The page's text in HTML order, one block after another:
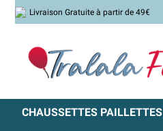
Livraison Gratuite à partir de 49€
CHAUSSETTES PAILLETTES